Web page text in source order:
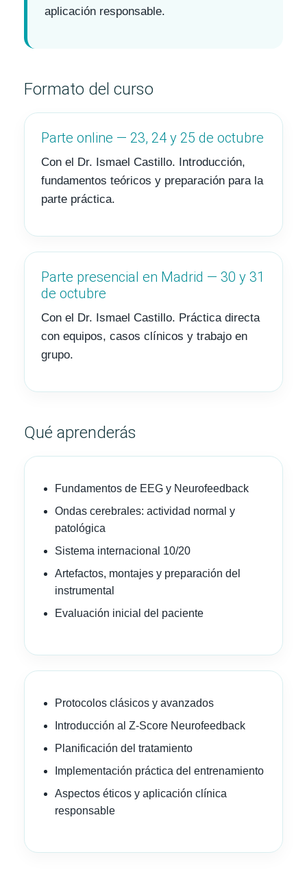
aplicación responsable.
Formato del curso
Parte online — 23, 24 y 25 de octubre
Con el Dr. Ismael Castillo. Introducción,
fundamentos teóricos y preparación para la
parte práctica.
Parte presencial en Madrid — 30 y 31
de octubre
Con el Dr. Ismael Castillo. Práctica directa
con equipos, casos clínicos y trabajo en
grupo.
Qué aprenderás
Fundamentos de EEG y Neurofeedback
Ondas cerebrales: actividad normal y
patológica
Sistema internacional 10/20
Artefactos, montajes y preparación del
instrumental
Evaluación inicial del paciente
Protocolos clásicos y avanzados
Introducción al Z-Score Neurofeedback
Planificación del tratamiento
Implementación práctica del entrenamiento
Aspectos éticos y aplicación clínica
responsable